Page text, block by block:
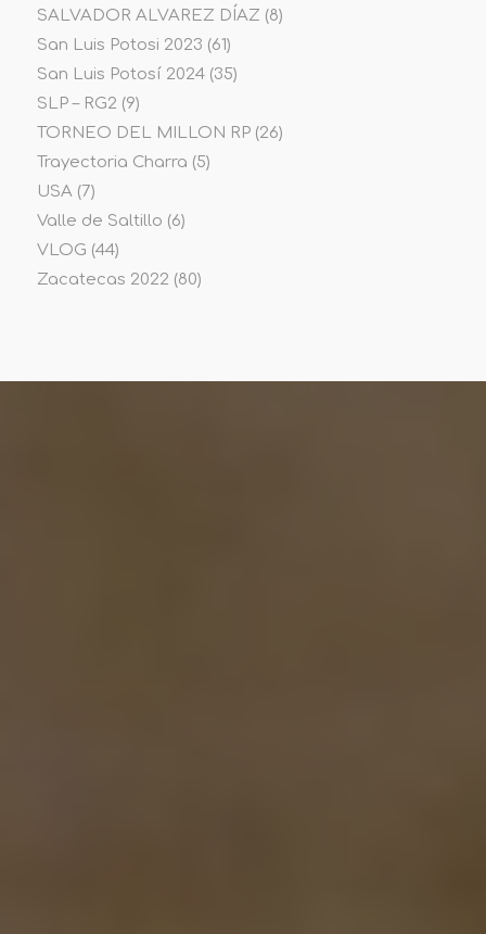
SALVADOR ALVAREZ DÍAZ (8)
San Luis Potosi 2023 (61)
San Luis Potosí 2024(35)
SLP – RG2 (9)
TORNEO DEL MILLON RP(26)
Trayectoria Charra (5)
USA(7)
Valle de Saltillo (6)
VLOG (44)
Zacatecas 2022 (80)